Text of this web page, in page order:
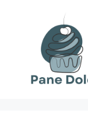
contenuto